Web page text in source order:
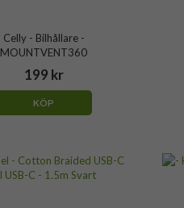
Celly - Bilhållare -
MOUNTVENT360
199 kr
KÖP